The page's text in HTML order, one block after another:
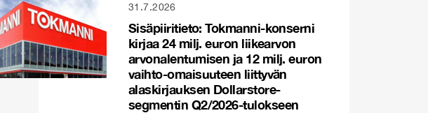
31.7.2026
Sisäpiiritieto: Tokmanni-konserni
kirjaa 24 milj. euron liikearvon
arvonalentumisen ja 12 milj. euron
vaihto-omaisuuteen liittyvän
alaskirjauksen Dollarstore-
segmentin Q2/2026-tulokseen